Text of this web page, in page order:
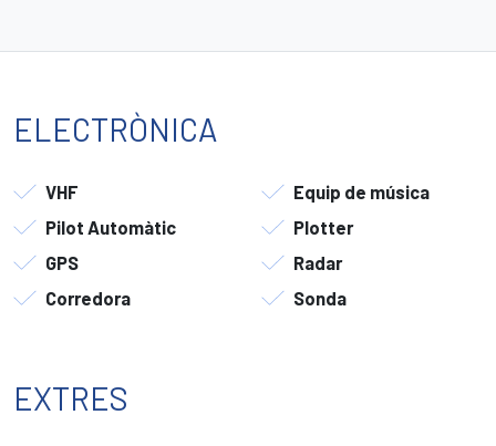
ELECTRÒNICA
VHF
Equip de música
Pilot Automàtic
Plotter
GPS
Radar
Corredora
Sonda
EXTRES